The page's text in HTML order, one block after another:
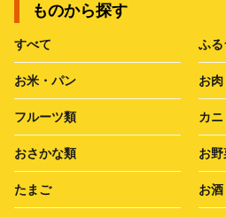
ものから探す
すべて ふる
お米・パン お肉
フルーツ類 カ
おさかな類 お
たまご お酒